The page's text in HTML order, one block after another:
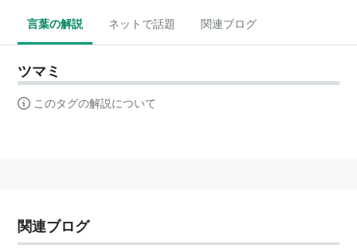
言葉の解説 ネットで話題 関連ブログ
ツマミ
このタグの解説について
関連ブログ